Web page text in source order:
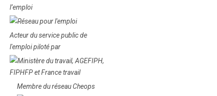
l’emploi
Acteur du service public de
l'emploi piloté par
Membre du réseau Cheops